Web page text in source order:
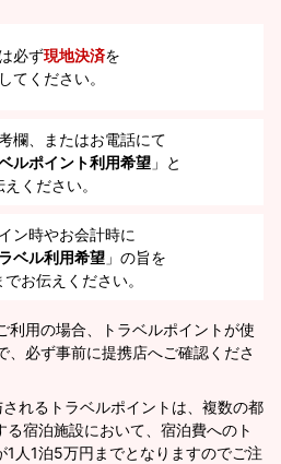
必ず現地決済を
てください。
欄、またはお電話にて
ルポイント利用希望 」と
えください。
ン時やお会計時に
ベル利用希望 」の旨を
お伝えください。
利用の場合、トラベルポイントが使
、必ず事前に提携店へご確認くださ
れるトラベルポイントは、複数の都
宿泊施設において、宿泊費へのト
1人1泊5万円までとなりますのでご注